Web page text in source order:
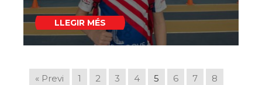
LLEGIR MÉS
« Previ 1 2 3 4 5 6 7 8